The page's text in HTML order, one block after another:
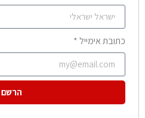
כתובת אימייל *
הרשם